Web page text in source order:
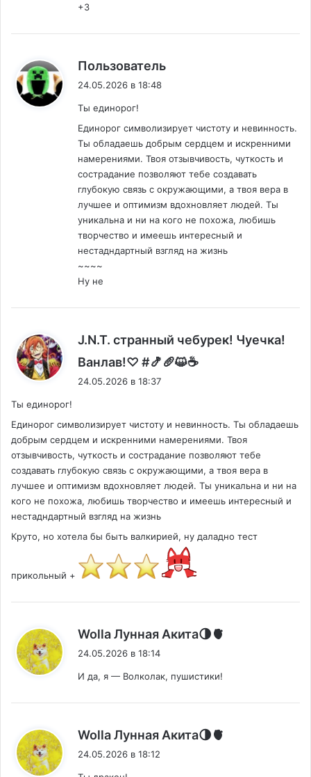
+3
Пользователь
24.05.2026 в 18:48
Ты единорог!
Единорог символизирует чистоту и невинность.
Ты обладаешь добрым сердцем и искренними
намерениями. Твоя отзывчивость, чуткость и
сострадание позволяют тебе создавать
глубокую связь с окружающими, а твоя вера в
лучшее и оптимизм вдохновляет людей. Ты
уникальна и ни на кого не похожа, любишь
творчество и имеешь интересный и
нестадндартный взгляд на жизнь
~~~~
Ну не
J.N.T. странный чебурек! Чуечка!
Ванлав!♡ #🍤🥖😺☕
24.05.2026 в 18:37
Ты единорог!
Единорог символизирует чистоту и невинность. Ты обладаешь
добрым сердцем и искренними намерениями. Твоя
отзывчивость, чуткость и сострадание позволяют тебе
создавать глубокую связь с окружающими, а твоя вера в
лучшее и оптимизм вдохновляет людей. Ты уникальна и ни на
кого не похожа, любишь творчество и имеешь интересный и
нестадндартный взгляд на жизнь
Круто, но хотела бы быть валкирией, ну даладно тест
прикольный +
Wolla Лунная Акита🌗🫀
24.05.2026 в 18:14
И да, я — Волколак, пушистики!
Wolla Лунная Акита🌗🫀
24.05.2026 в 18:12